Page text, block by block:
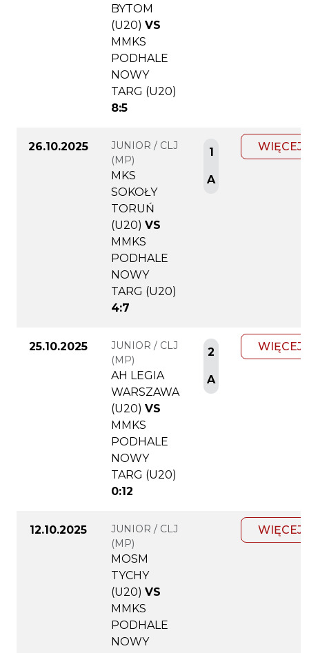
BYTOM
(U20) VS
MMKS
PODHALE
NOWY
TARG (U20)
8:5
26.10.2025
JUNIOR / CLJ
(MP)
MKS
SOKOŁY
TORUŃ
(U20) VS
MMKS
PODHALE
NOWY
TARG (U20)
4:7
1
A
WIĘCEJ
25.10.2025
JUNIOR / CLJ
(MP)
AH LEGIA
WARSZAWA
(U20) VS
MMKS
PODHALE
NOWY
TARG (U20)
0:12
2
A
WIĘCEJ
12.10.2025
JUNIOR / CLJ
(MP)
MOSM
TYCHY
(U20) VS
MMKS
PODHALE
NOWY
WIĘCEJ